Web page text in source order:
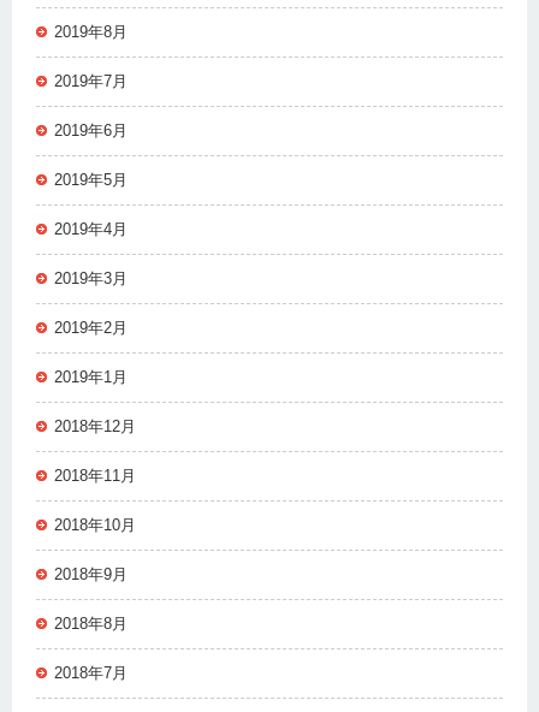
2019年8月
2019年7月
2019年6月
2019年5月
2019年4月
2019年3月
2019年2月
2019年1月
2018年12月
2018年11月
2018年10月
2018年9月
2018年8月
2018年7月